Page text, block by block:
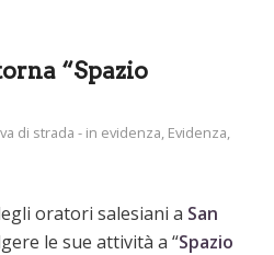
“Spazio
di strada - in evidenza, Evidenza,
oratori salesiani a San
le sue attività a “Spazio